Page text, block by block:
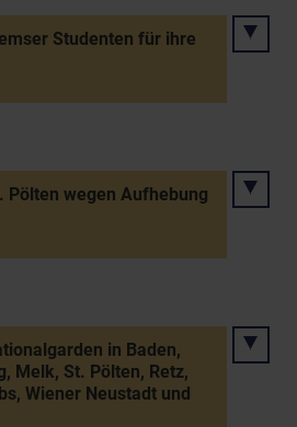
Studenten für ihre
Pölten wegen Aufhebung
in Baden,
Melk, St. Pölten, Retz,
Wiener Neustadt und